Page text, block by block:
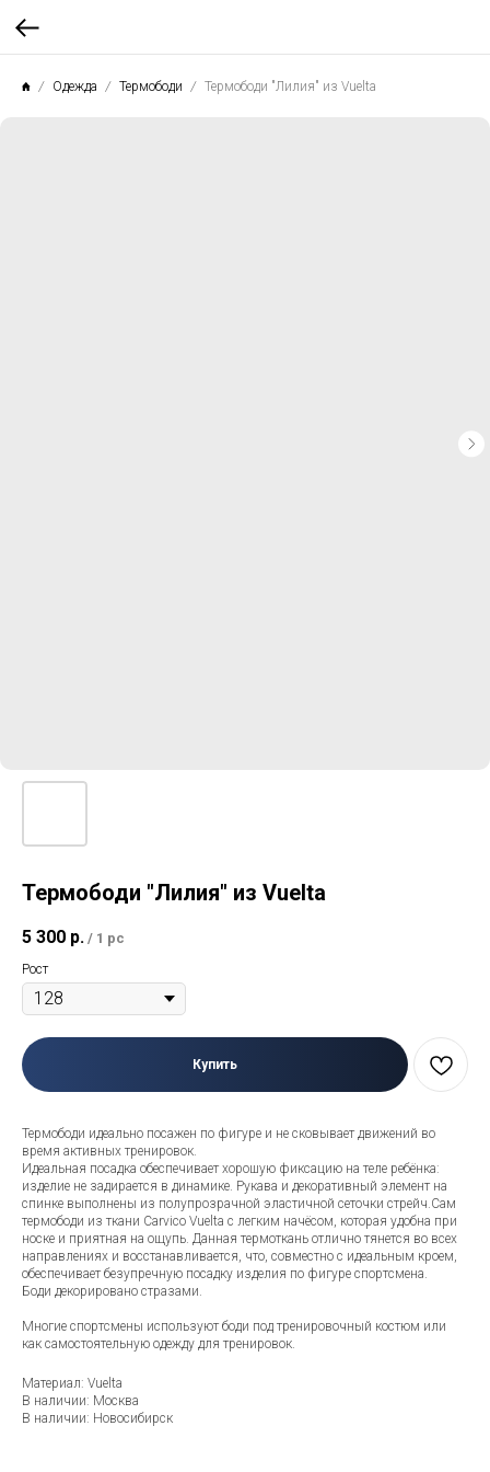
Одежда Термободи Термободи "Лилия" из Vuelta
Термободи "Лилия" из Vuelta
5 300 р. / 1 pc
Рост
Купить
Термободи идеально посажен по фигуре и не сковывает движений во
время активных тренировок.
Идеальная посадка обеспечивает хорошую фиксацию на теле ребёнка:
изделие не задирается в динамике. Рукава и декоративный элемент на
спинке выполнены из полупрозрачной эластичной сеточки стрейч.Сам
термободи из ткани Carvico Vuelta с легким начёсом, которая удобна при
носке и приятная на ощупь. Данная термоткань отлично тянется во всех
направлениях и восстанавливается, что, совместно с идеальным кроем,
обеспечивает безупречную посадку изделия по фигуре спортсмена.
Боди декорировано стразами.
Многие спортсмены используют боди под тренировочный костюм или
как самостоятельную одежду для тренировок.
Материал: Vuelta
В наличии: Москва
В наличии: Новосибирск